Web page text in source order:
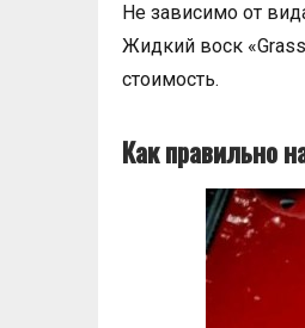
Не зависимо от
Жидкий воск
стоимость.
Как правильно